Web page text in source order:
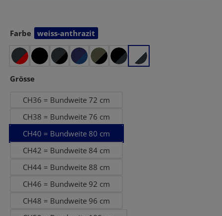
Farbe
auswählenweiss-anthrazit
Grösse
CH36 = Bundweite 72 cm
CH38 = Bundweite 76 cm
CH40 = Bundweite 80 cm
CH42 = Bundweite 84 cm
CH44 = Bundweite 88 cm
CH46 = Bundweite 92 cm
CH48 = Bundweite 96 cm